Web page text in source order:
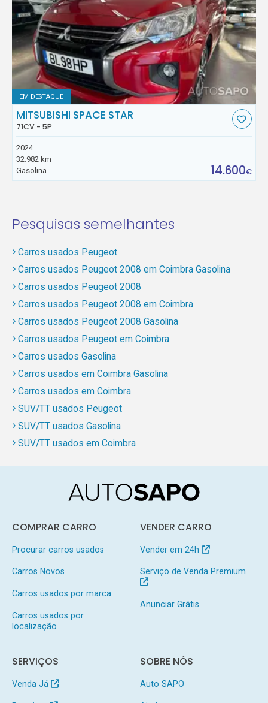
EM DESTAQUE
MITSUBISHI SPACE STAR
71CV - 5P
2024
32.982 km
Gasolina
14.600€
Pesquisas semelhantes
Carros usados Peugeot
Carros usados Peugeot 2008 em Coimbra Gasolina
Carros usados Peugeot 2008
Carros usados Peugeot 2008 em Coimbra
Carros usados Peugeot 2008 Gasolina
Carros usados Peugeot em Coimbra
Carros usados Gasolina
Carros usados em Coimbra Gasolina
Carros usados em Coimbra
SUV/TT usados Peugeot
SUV/TT usados Gasolina
SUV/TT usados em Coimbra
COMPRAR CARRO
Procurar carros usados
Carros Novos
Carros usados por marca
Carros usados por
localização
VENDER CARRO
Vender em 24h
Serviço de Venda Premium
Anunciar Grátis
SERVIÇOS
Venda Já
SOBRE NÓS
Auto SAPO